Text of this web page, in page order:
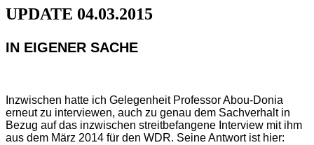
UPDATE 04.03.2015
IN EIGENER SACHE
Inzwischen hatte ich Gelegenheit Professor Abou-Donia
erneut zu interviewen, auch zu genau dem Sachverhalt in
Bezug auf das inzwischen streitbefangene Interview mit ihm
aus dem März 2014 für den WDR. Seine Antwort ist hier: